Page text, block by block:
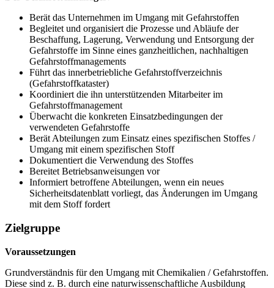
Berät das Unternehmen im Umgang mit Gefahrstoffen
Begleitet und organisiert die Prozesse und Abläufe der
Beschaffung, Lagerung, Verwendung und Entsorgung der
Gefahrstoffe im Sinne eines ganzheitlichen, nachhaltigen
Gefahrstoffmanagements
Führt das innerbetriebliche Gefahrstoffverzeichnis
(Gefahrstoffkataster)
Koordiniert die ihn unterstützenden Mitarbeiter im
Gefahrstoffmanagement
Überwacht die konkreten Einsatzbedingungen der
verwendeten Gefahrstoffe
Berät Abteilungen zum Einsatz eines spezifischen Stoffes /
Umgang mit einem spezifischen Stoff
Dokumentiert die Verwendung des Stoffes
Bereitet Betriebsanweisungen vor
Informiert betroffene Abteilungen, wenn ein neues
Sicherheitsdatenblatt vorliegt, das Änderungen im Umgang
mit dem Stoff fordert
Zielgruppe
Voraussetzungen
Grundverständnis für den Umgang mit Chemikalien / Gefahrstoffen.
Diese sind z. B. durch eine naturwissenschaftliche Ausbildung